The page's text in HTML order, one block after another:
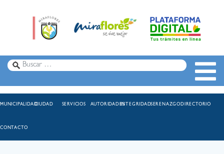
MUNICIPALIDADCIUDAD SERVICIOS AUTORIDADESINTEGRIDADSERENAZGODIRECTORIO
CONTACTO